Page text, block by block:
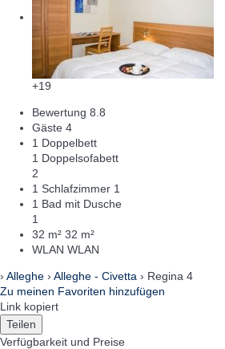
+19
Bewertung 8.8
Gäste 4
1 Doppelbett
1 Doppelsofabett
2
1 Schlafzimmer 1
1 Bad mit Dusche
1
32 m² 32 m²
WLAN WLAN
› Alleghe › Alleghe - Civetta › Regina 4
Zu meinen Favoriten hinzufügen
Link kopiert
Teilen
Verfügbarkeit und Preise